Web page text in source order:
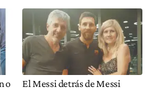
o
El Messi detrás de Messi